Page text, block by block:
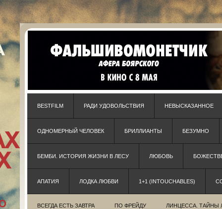
BESTFILM РАДИ УДОВОЛЬСТВИЯ НЕВЫСКАЗАННОЕ
ОДНОМЕРНЫЙ ЧЕЛОВЕК БРИЛЛИАНТЫ БЕЗУМНО
БЕМБИ. ИСТОРИЯ ЖИЗНИ В ЛЕСУ ЛЮБОВЬ
АПАТИЯ ЛОДКА ЛЮБВИ 1+1 (INTOUCHABLES)
ВСЕГДА ЕСТЬ ЗАВТРА ПО ФРЕЙДУ ЛИНЦЕССА. ТАЙНЫ